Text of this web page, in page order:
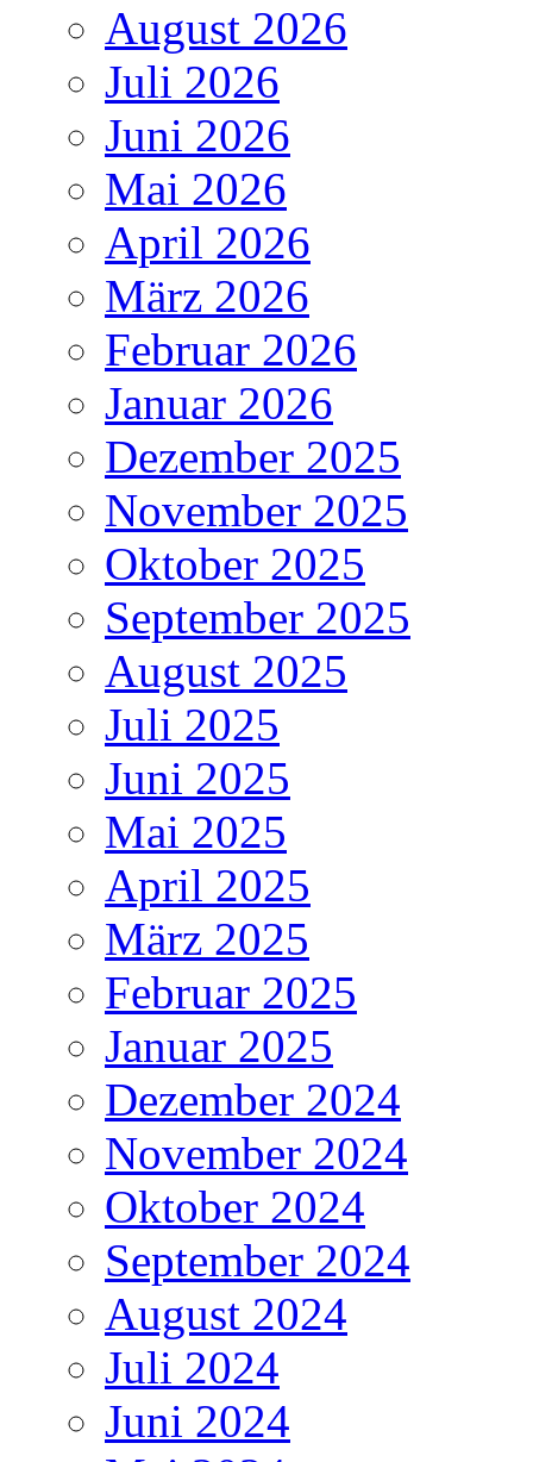
August 2026
Juli 2026
Juni 2026
Mai 2026
April 2026
März 2026
Februar 2026
Januar 2026
Dezember 2025
November 2025
Oktober 2025
September 2025
August 2025
Juli 2025
Juni 2025
Mai 2025
April 2025
März 2025
Februar 2025
Januar 2025
Dezember 2024
November 2024
Oktober 2024
September 2024
August 2024
Juli 2024
Juni 2024